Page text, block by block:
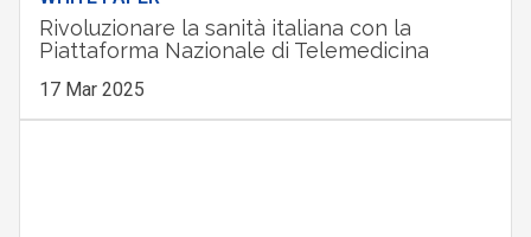
Rivoluzionare la sanità italiana con la
Piattaforma Nazionale di Telemedicina
17 Mar 2025